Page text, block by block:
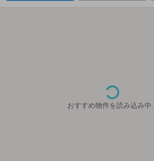
おすすめ物件を読み込み中...